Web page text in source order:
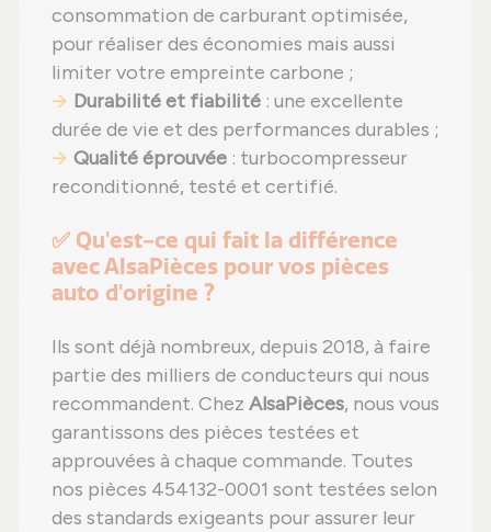
consommation de carburant optimisée,
pour réaliser des économies mais aussi
limiter votre empreinte carbone ;
Durabilité et fiabilité : une excellente
durée de vie et des performances durables ;
Qualité éprouvée : turbocompresseur
reconditionné, testé et certifié.
✅ Qu'est-ce qui fait la différence
avec AlsaPièces pour vos pièces
auto d'origine ?
Ils sont déjà nombreux, depuis 2018, à faire
partie des milliers de conducteurs qui nous
recommandent. Chez AlsaPièces, nous vous
garantissons des pièces testées et
approuvées à chaque commande. Toutes
nos pièces 454132-0001 sont testées selon
des standards exigeants pour assurer leur